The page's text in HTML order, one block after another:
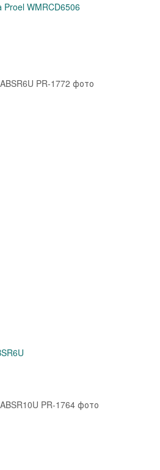
WMRCD6506